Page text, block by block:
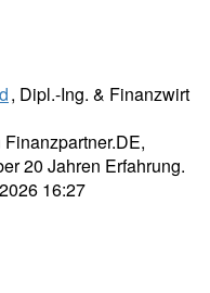
, Dipl.-Ing. & Finanzwirt
20 Jahren Erfahrung.
16:27